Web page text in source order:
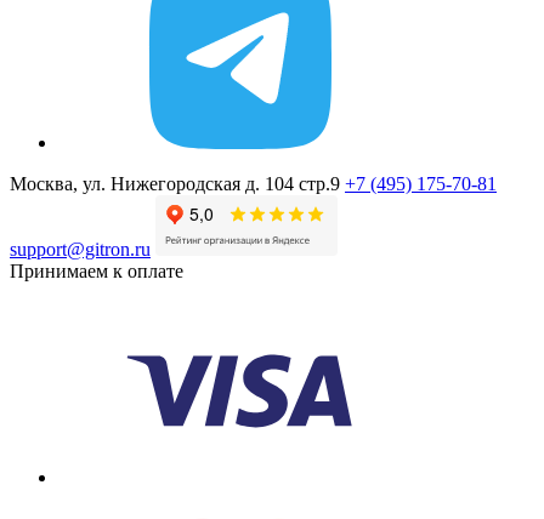
Москва, ул. Нижегородская д. 104 стр.9 +7 (495) 175-70-81
support@gitron.ru
Принимаем к оплате